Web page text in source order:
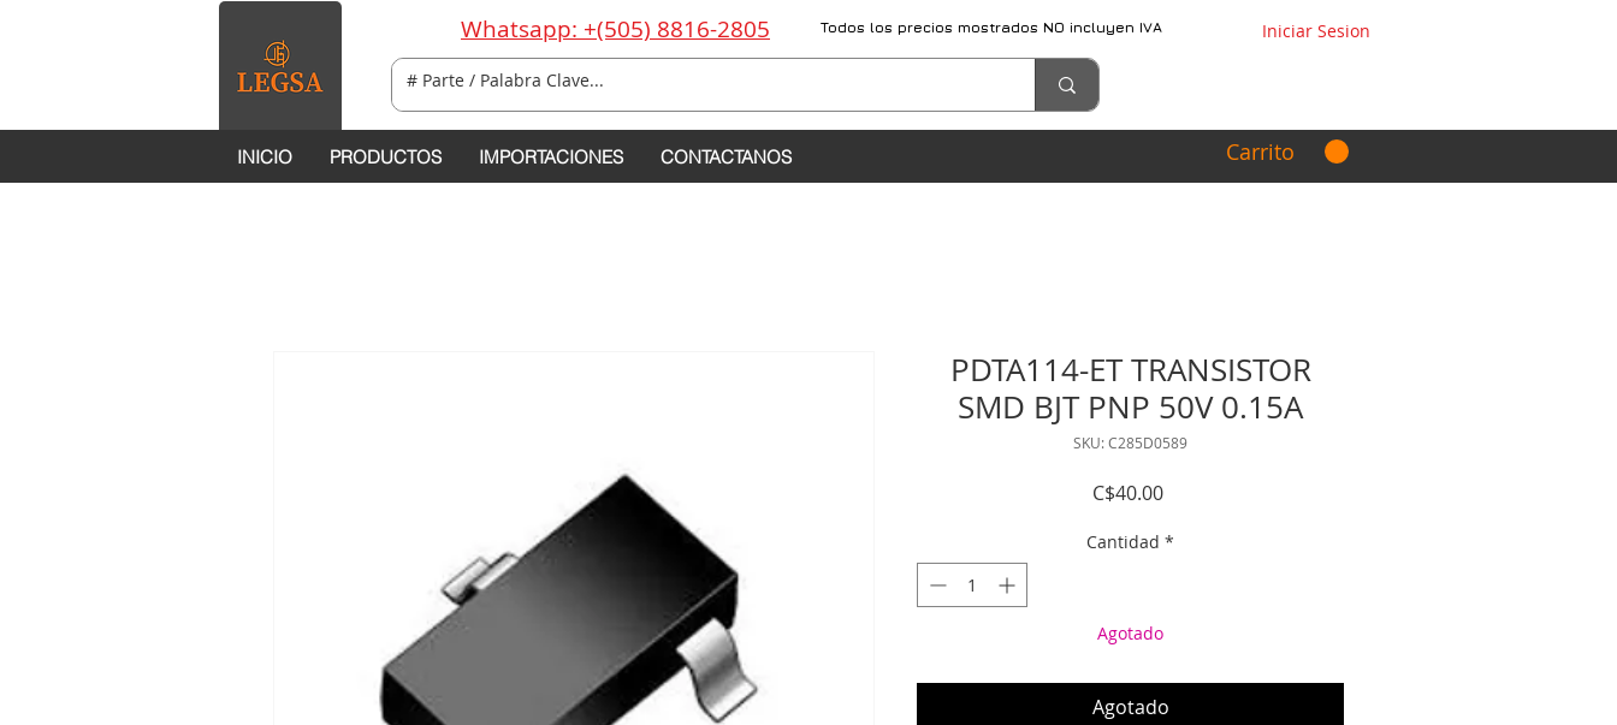
Whatsapp: +(505) 8816-2805 Todos los precios mostrados NO incluyen IVA Iniciar Sesion
INICIO PRODUCTOS IMPORTACIONES CONTACTANOS Carrito
PDTA114-ET TRANSISTOR
SMD BJT PNP 50V 0.15A
SKU: C285D0589
C$40.00Precio
Cantidad *
Agotado
Agotado